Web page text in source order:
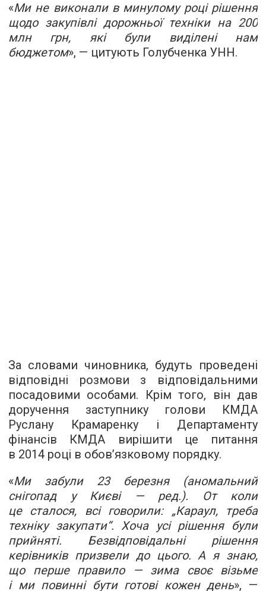
«Ми не виконали в минулому році рішення
щодо закупівлі дорожньої техніки на 200
млн грн, які були виділені нам
бюджетом», — цитують Голубченка УНН.
За словами чиновника, будуть проведені
відповідні розмови з відповідальними
посадовими особами. Крім того, він дав
доручення заступнику голови КМДА
Руслану Крамаренку і Департаменту
фінансів КМДА вирішити це питання
в 2014 році в обов’язковому порядку.
«Ми забули 23 березня (аномальний
снігопад у Києві — ред.). От коли
це сталося, всі говорили: „Караул, треба
техніку закупати“. Хоча усі рішення були
прийняті. Безвідповідальні рішення
керівників призвели до цього. А я знаю,
що перше правило — зима своє візьме
і ми повинні бути готові кожен день», —